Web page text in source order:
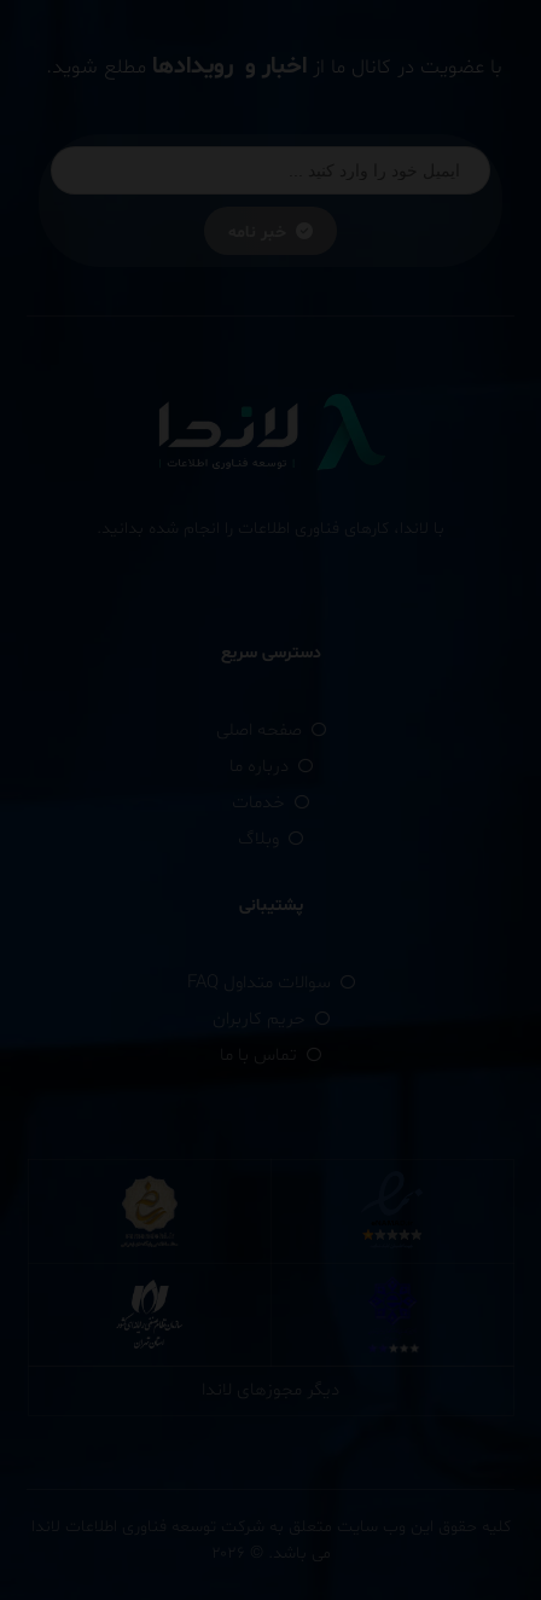
با عضویت در کانال ما از اخبار و رویدادها مطلع شوید.
با لاندا، کارهای فناوری اطلاعات را انجام شده بدانید.
دسترسی سریع
صفحه اصلی
پشتیبانی
سوالات متداول FAQ
حریم کاربران
دیگر مجوزهای لاندا
کلیه حقوق این وب سایت متعلق به شرکت توسعه فناوری اطلاعات لاندا